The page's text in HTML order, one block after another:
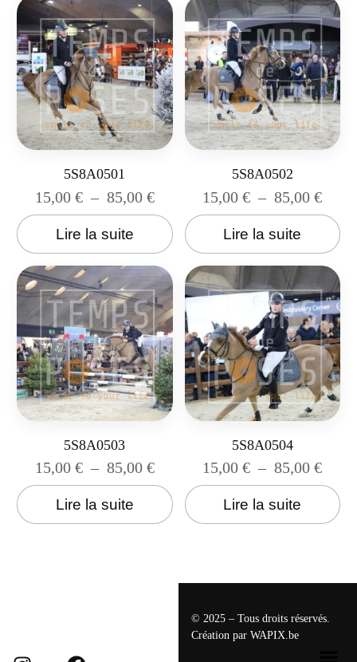
5S8A0501
15,00 € – 85,00 €
Lire la suite
5S8A0502
15,00€ – 85,00€
Lire la suite
5S8A0503
15,00 € – 85,00 €
Lire la suite
5S8A0504
15,00€ – 85,00€
Lire la suite
© 2025 – Tous droits réservés.
Création par WAPIX.be